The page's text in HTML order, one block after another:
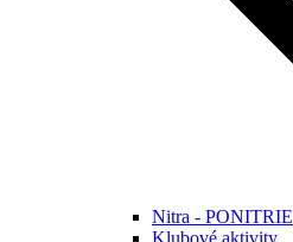
Nitra - PONITRIE
Klubové aktivity